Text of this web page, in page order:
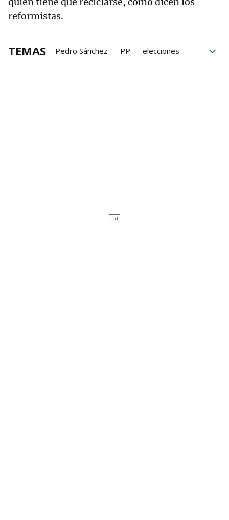
reformistas.
TEMAS Pedro Sánchez PP
elecciones